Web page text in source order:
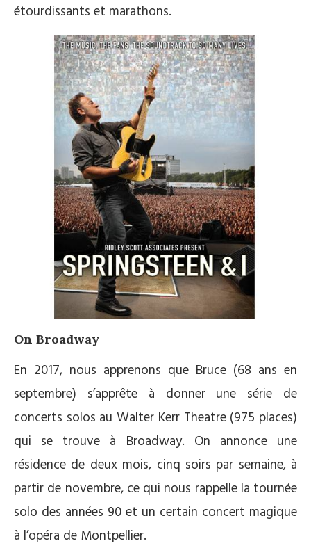
étourdissants et marathons.
On Broadway
En 2017, nous apprenons que Bruce (68 ans en
septembre) s’apprête à donner une série de
concerts solos au Walter Kerr Theatre (975 places)
qui se trouve à Broadway. On annonce une
résidence de deux mois, cinq soirs par semaine, à
partir de novembre, ce qui nous rappelle la tournée
solo des années 90 et un certain concert magique
à l’opéra de Montpellier.